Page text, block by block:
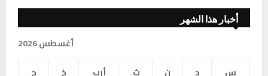
أخبار هذا الشهر
أغسطس 2026
س
د ن ث أرب خ
ج